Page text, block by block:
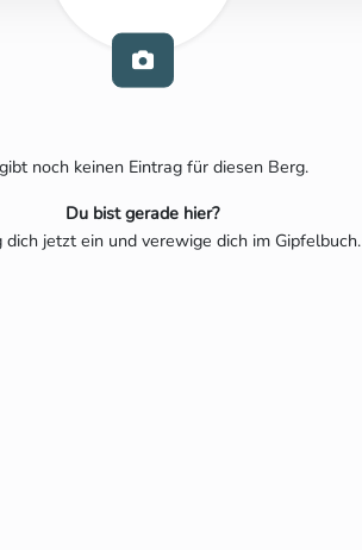
noch keinen Eintrag für diesen Berg.
Du bist gerade hier?
dich jetzt ein und verewige dich im Gipfelbuch.